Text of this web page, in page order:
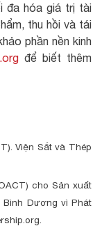
đa hóa giá trị tài
thu hồi và tái
phần nền kinh
để biết thêm
Viện Sắt và Thép
cho Sản xuất
Dương vì Phát